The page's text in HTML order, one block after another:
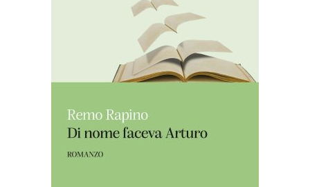
AGGIUNGI AL CARRELLO